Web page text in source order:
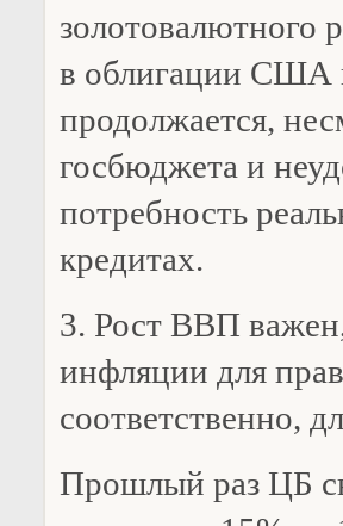
золотовалютного
в облигации США
продолжается,
госбюджета и
потребность
кредитах.
3. Рост ВВП
инфляции для
соответственно,
Прошлый раз ЦБ